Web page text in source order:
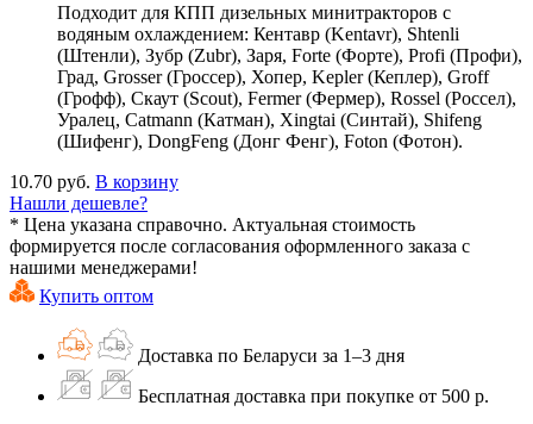
Подходит для КПП дизельных минитракторов с
водяным охлаждением: Кентавр (Kentavr), Shtenli
(Штенли), Зубр (Zubr), Заря, Forte (Форте), Profi (Профи),
Град, Grosser (Гроссер), Хопер, Kepler (Кеплер), Groff
(Грофф), Скаут (Scout), Fermer (Фермер), Rossel (Россел),
Уралец, Catmann (Катман), Xingtai (Синтай), Shifeng
(Шифенг), DongFeng (Донг Фенг), Foton (Фотон).
10.70 руб. В корзину
Нашли дешевле?
* Цена указана справочно. Актуальная стоимость
формируется после согласования оформленного заказа с
нашими менеджерами!
Купить оптом
Доставка по Беларуси за 1–3 дня
Бесплатная доставка при покупке от 500 р.